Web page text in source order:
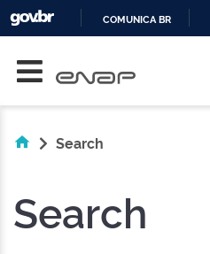
COMUNICA BR
Search
Search